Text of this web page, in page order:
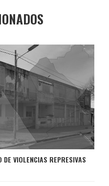
VIOLENCIAS REPRESIVAS